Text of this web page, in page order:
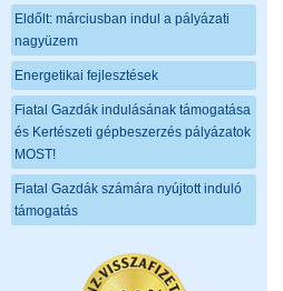
Eldőlt: márciusban indul a pályázati
nagyüzem
Energetikai fejlesztések
Fiatal Gazdák indulásának támogatása
és Kertészeti gépbeszerzés pályázatok
MOST!
Fiatal Gazdák számára nyújtott induló
támogatás